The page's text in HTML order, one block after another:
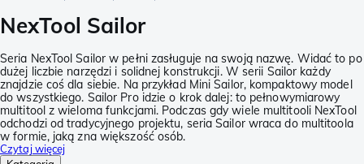
NexTool Sailor
Seria NexTool Sailor w pełni zasługuje na swoją nazwę. Widać to po
dużej liczbie narzędzi i solidnej konstrukcji. W serii Sailor każdy
znajdzie coś dla siebie. Na przykład Mini Sailor, kompaktowy model
do wszystkiego. Sailor Pro idzie o krok dalej: to pełnowymiarowy
multitool z wieloma funkcjami. Podczas gdy wiele multitooli NexTool
odchodzi od tradycyjnego projektu, seria Sailor wraca do multitoola
w formie, jaką zna większość osób.
Czytaj więcej